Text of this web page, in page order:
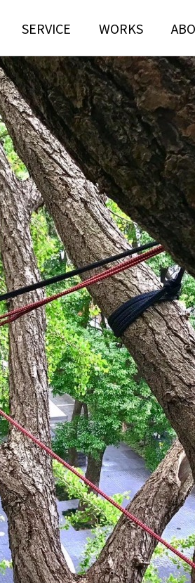
SERVICE WORKS
TREE RISK
ASSESSMENT
ツリーリスクアセスメント部
ツリーリスクアセスメント部
樹木診断
土壌調査
ケミカルコントロール
根系試掘調査
移植適性度診断